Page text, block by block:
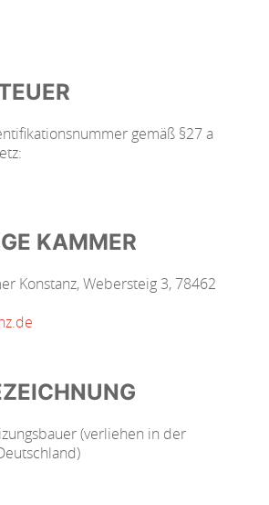
gemäß §27 a
KAMMER
Konstanz, Webersteig 3, 78462
(verliehen in der